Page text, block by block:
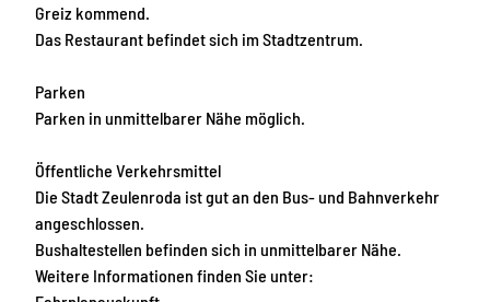
Greiz kommend.
Das Restaurant befindet sich im Stadtzentrum.
Parken
Parken in unmittelbarer Nähe möglich.
Öffentliche Verkehrsmittel
Die Stadt Zeulenroda ist gut an den Bus- und Bahnverkehr
angeschlossen.
Bushaltestellen befinden sich in unmittelbarer Nähe.
Weitere Informationen finden Sie unter: